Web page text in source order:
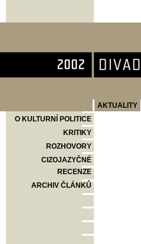
AKTUALITY
O KULTURNÍ POLITICE
KRITIKY
ROZHOVORY
CIZOJAZYČNÉ
RECENZE
ARCHIV ČLÁNKŮ